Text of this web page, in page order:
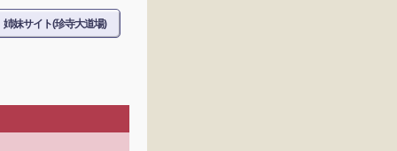
姉妹サイト(珍寺大道場)